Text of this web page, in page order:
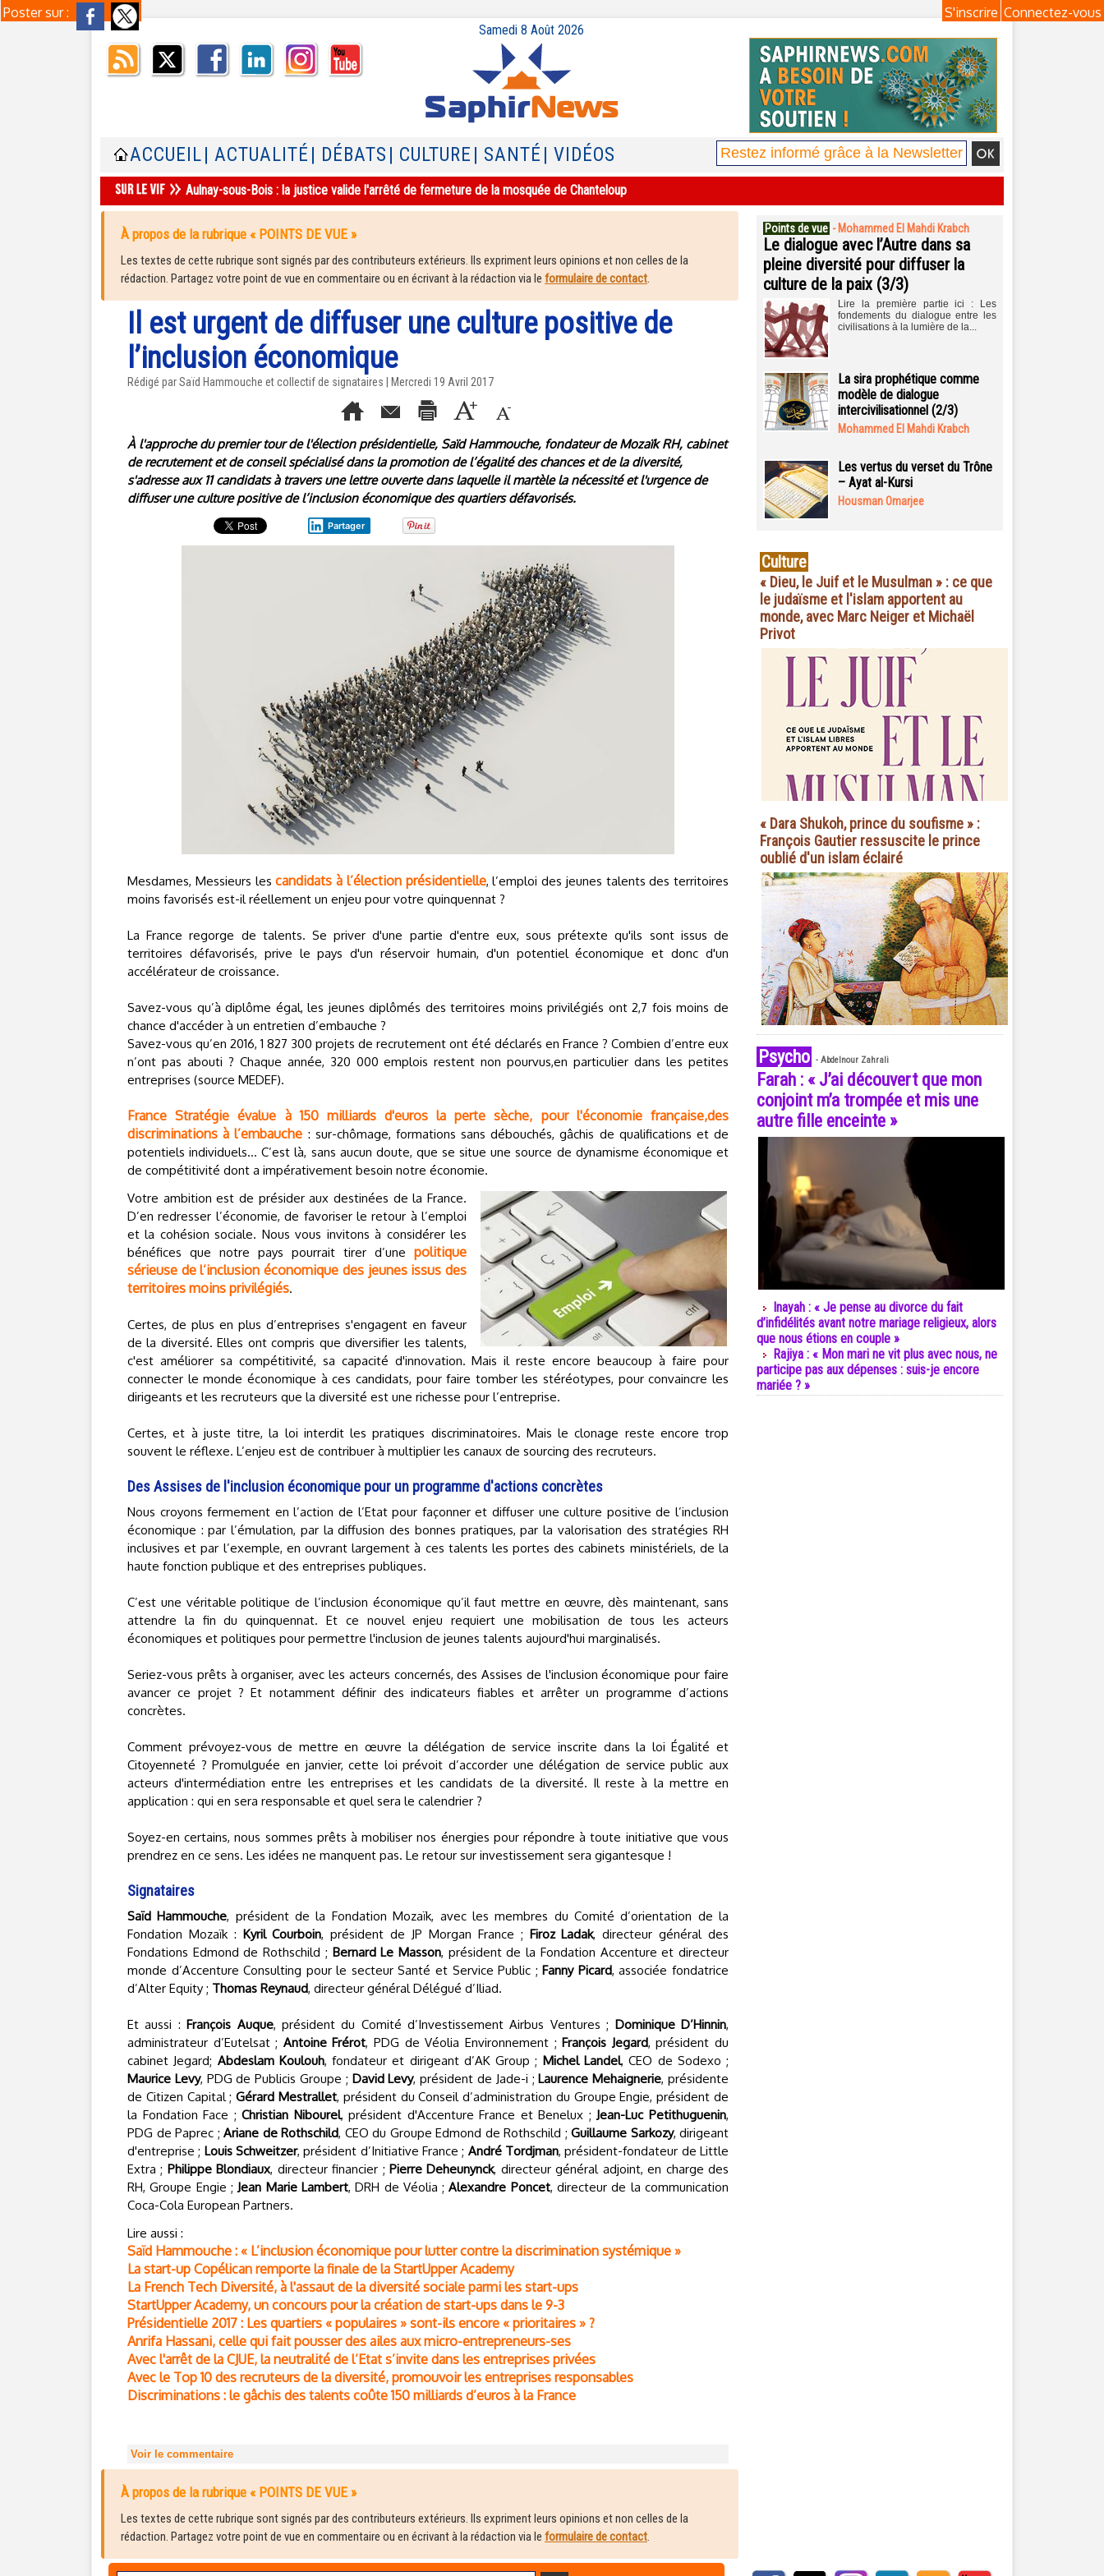
Poster sur : Connectez-vous
S'inscrire
Samedi 8 Août 2026
ACCUEIL | ACTUALITÉ | DÉBATS | CULTURE | SANTÉ | VIDÉOS
Aulnay-sous-Bois : la justice valide l'arrêté de fermeture de la mosquée de Chanteloup
À propos de la rubrique « POINTS DE VUE »
Les textes de cette rubrique sont signés par des contributeurs extérieurs. Ils expriment leurs opinions et non celles de la
rédaction. Partagez votre point de vue en commentaire ou en écrivant à la rédaction via le formulaire de contact.
Il est urgent de diffuser une culture positive de
l’inclusion économique
Rédigé par Saïd Hammouche et collectif de signataires | Mercredi 19 Avril 2017
À l'approche du premier tour de l'élection présidentielle, Saïd Hammouche, fondateur de Mozaïk RH, cabinet
de recrutement et de conseil spécialisé dans la promotion de l’égalité des chances et de la diversité,
s'adresse aux 11 candidats à travers une lettre ouverte dans laquelle il martèle la nécessité et l'urgence de
diffuser une culture positive de l’inclusion économique des quartiers défavorisés.
Partager
Mesdames, Messieurs lescandidats à l’élection présidentielle, l’emploi des jeunes talents des territoires
moins favorisés est-il réellement un enjeu pour votre quinquennat ?
La France regorge de talents. Se priver d'une partie d'entre eux, sous prétexte qu'ils sont issus de
territoires défavorisés, prive le pays d'un réservoir humain, d'un potentiel économique et donc d'un
accélérateur de croissance.
Savez-vous qu’à diplôme égal, les jeunes diplômés des territoires moins privilégiés ont 2,7 fois moins de
chance d'accéder à un entretien d’embauche ?
Savez-vous qu’en 2016, 1 827 300 projets de recrutement ont été déclarés en France ? Combien d’entre eux
n’ont pas abouti ? Chaque année, 320 000 emplois restent non pourvus,en particulier dans les petites
entreprises (source MEDEF).
France Stratégie évalue à 150 milliards d'euros la perte sèche, pour l'économie française,des
discriminations à l’embauche : sur-chômage, formations sans débouchés, gâchis de qualifications et de
potentiels individuels… C’est là, sans aucun doute, que se situe une source de dynamisme économique et
de compétitivité dont a impérativement besoin notre économie.
Votre ambition est de présider aux destinées de la France.
D’en redresser l’économie, de favoriser le retour à l’emploi
et la cohésion sociale. Nous vous invitons à considérer les
bénéfices que notre pays pourrait tirer d’une politique
sérieuse de l’inclusion économique des jeunes issus des
territoires moins privilégiés.
Certes, de plus en plus d’entreprises s'engagent en faveur
de la diversité. Elles ont compris que diversifier les talents,
c'est améliorer sa compétitivité, sa capacité d'innovation. Mais il reste encore beaucoup à faire pour
connecter le monde économique à ces candidats, pour faire tomber les stéréotypes, pour convaincre les
dirigeants et les recruteurs que la diversité est une richesse pour l’entreprise.
Certes, et à juste titre, la loi interdit les pratiques discriminatoires. Mais le clonage reste encore trop
souvent le réflexe. L’enjeu est de contribuer à multiplier les canaux de sourcing des recruteurs.
Des Assises de l'inclusion économique pour un programme d'actions concrètes
Nous croyons fermement en l’action de l’Etat pour façonner et diffuser une culture positive de l’inclusion
économique : par l’émulation, par la diffusion des bonnes pratiques, par la valorisation des stratégies RH
inclusives et par l’exemple, en ouvrant largement à ces talents les portes des cabinets ministériels, de la
haute fonction publique et des entreprises publiques.
C’est une véritable politique de l’inclusion économique qu’il faut mettre en œuvre, dès maintenant, sans
attendre la fin du quinquennat. Et ce nouvel enjeu requiert une mobilisation de tous les acteurs
économiques et politiques pour permettre l'inclusion de jeunes talents aujourd'hui marginalisés.
Seriez-vous prêts à organiser, avec les acteurs concernés, des Assises de l'inclusion économique pour faire
avancer ce projet ? Et notamment définir des indicateurs fiables et arrêter un programme d’actions
concrètes.
Comment prévoyez-vous de mettre en œuvre la délégation de service inscrite dans la loi Égalité et
Citoyenneté ? Promulguée en janvier, cette loi prévoit d’accorder une délégation de service public aux
acteurs d'intermédiation entre les entreprises et les candidats de la diversité. Il reste à la mettre en
application : qui en sera responsable et quel sera le calendrier ?
Soyez-en certains, nous sommes prêts à mobiliser nos énergies pour répondre à toute initiative que vous
prendrez en ce sens. Les idées ne manquent pas. Le retour sur investissement sera gigantesque !
Signataires
Saïd Hammouche, président de la Fondation Mozaïk, avec les membres du Comité d’orientation de la
Fondation Mozaïk : Kyril Courboin, président de JP Morgan France ; Firoz Ladak, directeur général des
Fondations Edmond de Rothschild ; Bernard Le Masson, président de la Fondation Accenture et directeur
monde d’Accenture Consulting pour le secteur Santé et Service Public ;Fanny Picard, associée fondatrice
d’Alter Equity ; Thomas Reynaud, directeur général Délégué d’Iliad.
Et aussi :François Auque, président du Comité d’Investissement Airbus Ventures ; Dominique D’Hinnin,
administrateur d’Eutelsat ; Antoine Frérot, PDG de Véolia Environnement ;François Jegard, président du
cabinet Jegard; Abdeslam Koulouh, fondateur et dirigeant d’AK Group ; Michel Landel, CEO de Sodexo ;
Maurice Levy, PDG de Publicis Groupe ; David Levy, président de Jade-i ;Laurence Mehaignerie, présidente
de Citizen Capital ;Gérard Mestrallet, président du Conseil d’administration du Groupe Engie, président de
la Fondation Face ;Christian Nibourel, président d'Accenture France et Benelux ;Jean-Luc Petithuguenin,
PDG de Paprec ; Ariane de Rothschild, CEO du Groupe Edmond de Rothschild ; Guillaume Sarkozy, dirigeant
d'entreprise ; Louis Schweitzer, président d’Initiative France ; André Tordjman, président-fondateur de Little
Extra ; Philippe Blondiaux, directeur financier ;Pierre Deheunynck, directeur général adjoint, en charge des
RH, Groupe Engie ;Jean Marie Lambert, DRH de Véolia ;Alexandre Poncet, directeur de la communication
Coca-Cola European Partners.
Lire aussi :
Saïd Hammouche : « L’inclusion économique pour lutter contre la discrimination systémique »
La start-up Copélican remporte la finale de la StartUpper Academy
La French Tech Diversité, à l'assaut de la diversité sociale parmi les start-ups
StartUpper Academy, un concours pour la création de start-ups dans le 9-3
Présidentielle 2017 : Les quartiers « populaires » sont-ils encore « prioritaires » ?
Anrifa Hassani, celle qui fait pousser des ailes aux micro-entrepreneurs-ses
Avec l'arrêt de la CJUE, la neutralité de l’Etat s’invite dans les entreprises privées
Avec le Top 10 des recruteurs de la diversité, promouvoir les entreprises responsables
Discriminations : le gâchis des talents coûte 150 milliards d’euros à la France
Voir le commentaire
À propos de la rubrique « POINTS DE VUE »
Les textes de cette rubrique sont signés par des contributeurs extérieurs. Ils expriment leurs opinions et non celles de la
rédaction. Partagez votre point de vue en commentaire ou en écrivant à la rédaction via le formulaire de contact.
Points de vue - Mohammed El Mahdi Krabch
Le dialogue avec l’Autre dans sa
pleine diversité pour diffuser la
culture de la paix (3/3)
Lire la première partie ici : Les
fondements du dialogue entre les
civilisations à la lumière de la...
La sira prophétique comme
modèle de dialogue
intercivilisationnel (2/3)
Mohammed El Mahdi Krabch
Les vertus du verset du Trône
– Ayat al-Kursi
Housman Omarjee
Culture
« Dieu, le Juif et le Musulman » : ce que
le judaïsme et l'islam apportent au
monde, avec Marc Neiger et Michaël
Privot
« Dara Shukoh, prince du soufisme » :
François Gautier ressuscite le prince
oublié d'un islam éclairé
Psycho - Abdelnour Zahrali
Farah : « J’ai découvert que mon
conjoint m’a trompée et mis une
autre fille enceinte »
Inayah : « Je pense au divorce du fait
d’infidélités avant notre mariage religieux, alors
que nous étions en couple »
Rajiya : « Mon mari ne vit plus avec nous, ne
participe pas aux dépenses : suis-je encore
mariée ? »